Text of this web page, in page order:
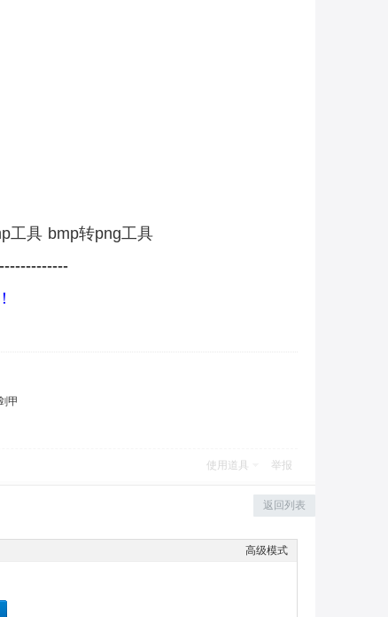
工具 bmp转png工具
-----
甲
使用道具 举报
返回列表
高级模式